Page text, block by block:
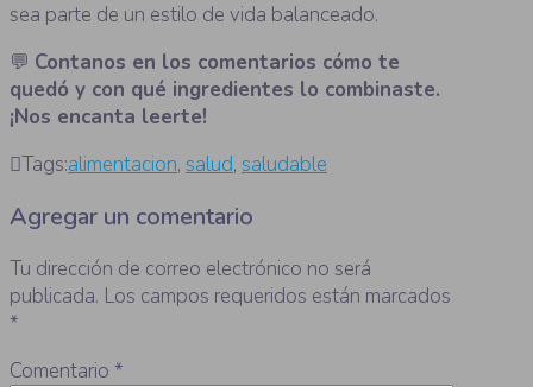
sea parte de un estilo de vida balanceado.
💬 Contanos en los comentarios cómo te
quedó y con qué ingredientes lo combinaste.
¡Nos encanta leerte!
Tags:alimentacion, salud, saludable
Agregar un comentario
Tu dirección de correo electrónico no será
publicada. Los campos requeridos están marcados
*
Comentario *